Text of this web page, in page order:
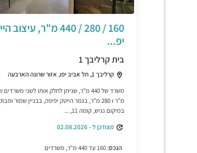
160 / 280 / 440 מ"ר,
יפ...
בית קרליבך 1
קרליבך 1, תל אביב יפו, אזור שרונה הארבעה
מ"ר ו 280 מ"ר, בגמר הייטק יפיפה, בבניין שמור
במיקום נגיש, קומה 11, ...
מצודכן ל - 02.08.2026
הנכס: